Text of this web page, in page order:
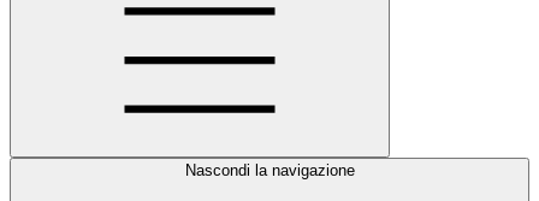
Nascondi la navigazione